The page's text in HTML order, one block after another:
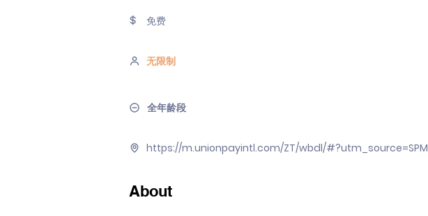
免费
无限制
全年龄段
https://m.unionpayintl.com/ZT/wbdl/#?utm_source=SPM
About